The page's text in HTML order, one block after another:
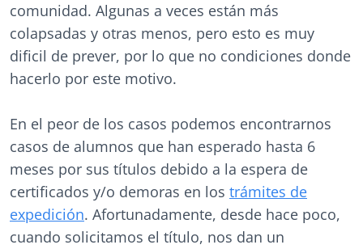
comunidad. Algunas a veces están más
colapsadas y otras menos, pero esto es muy
dificil de prever, por lo que no condiciones donde
hacerlo por este motivo.
En el peor de los casos podemos encontrarnos
casos de alumnos que han esperado hasta 6
meses por sus títulos debido a la espera de
certificados y/o demoras en los trámites de
expedición. Afortunadamente, desde hace poco,
cuando solicitamos el título, nos dan un